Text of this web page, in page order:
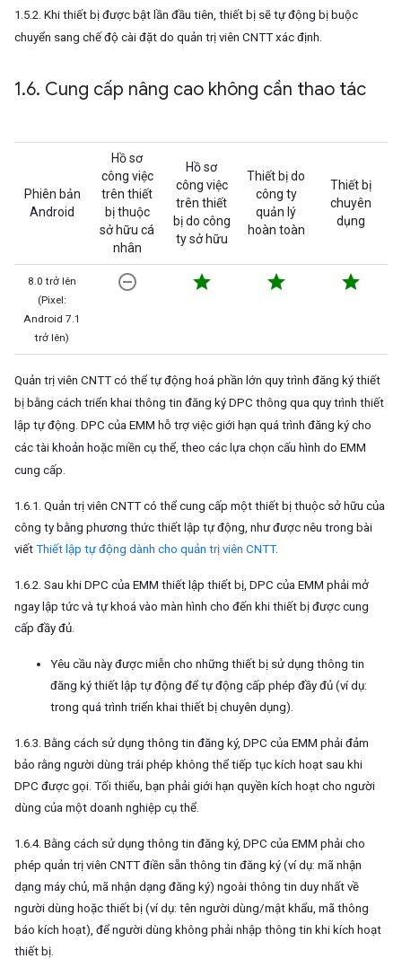
1.5.2. Khi thiết bị được bật lần đầu tiên, thiết bị sẽ tự động bị buộc
chuyển sang chế độ cài đặt do quản trị viên CNTT xác định.
1.6. Cung cấp nâng cao không cần thao tác
Phiên bản
Android
Hồ sơ
công việc
trên thiết
bị thuộc
sở hữu cá
nhân
Hồ sơ
công việc
trên thiết
bị do công
ty sở hữu
Thiết bị do
công ty
quản lý
hoàn toàn
Thiết bị
chuyên
dụng
8.0 trở lên
(Pixel:
Android 7.1
trở lên)
remove_circle_outline star star star
Quản trị viên CNTT có thể tự động hoá phần lớn quy trình đăng ký thiết
bị bằng cách triển khai thông tin đăng ký DPC thông qua quy trình thiết
lập tự động. DPC của EMM hỗ trợ việc giới hạn quá trình đăng ký cho
các tài khoản hoặc miền cụ thể, theo các lựa chọn cấu hình do EMM
cung cấp.
1.6.1. Quản trị viên CNTT có thể cung cấp một thiết bị thuộc sở hữu của
công ty bằng phương thức thiết lập tự động, như được nêu trong bài
viết Thiết lập tự động dành cho quản trị viên CNTT.
1.6.2. Sau khi DPC của EMM thiết lập thiết bị, DPC của EMM phải mở
ngay lập tức và tự khoá vào màn hình cho đến khi thiết bị được cung
cấp đầy đủ.
Yêu cầu này được miễn cho những thiết bị sử dụng thông tin
đăng ký thiết lập tự động để tự động cấp phép đầy đủ (ví dụ:
trong quá trình triển khai thiết bị chuyên dụng).
1.6.3. Bằng cách sử dụng thông tin đăng ký, DPC của EMM phải đảm
bảo rằng người dùng trái phép không thể tiếp tục kích hoạt sau khi
DPC được gọi. Tối thiểu, bạn phải giới hạn quyền kích hoạt cho người
dùng của một doanh nghiệp cụ thể.
1.6.4. Bằng cách sử dụng thông tin đăng ký, DPC của EMM phải cho
phép quản trị viên CNTT điền sẵn thông tin đăng ký (ví dụ: mã nhận
dạng máy chủ, mã nhận dạng đăng ký) ngoài thông tin duy nhất về
người dùng hoặc thiết bị (ví dụ: tên người dùng/mật khẩu, mã thông
báo kích hoạt), để người dùng không phải nhập thông tin khi kích hoạt
thiết bị.